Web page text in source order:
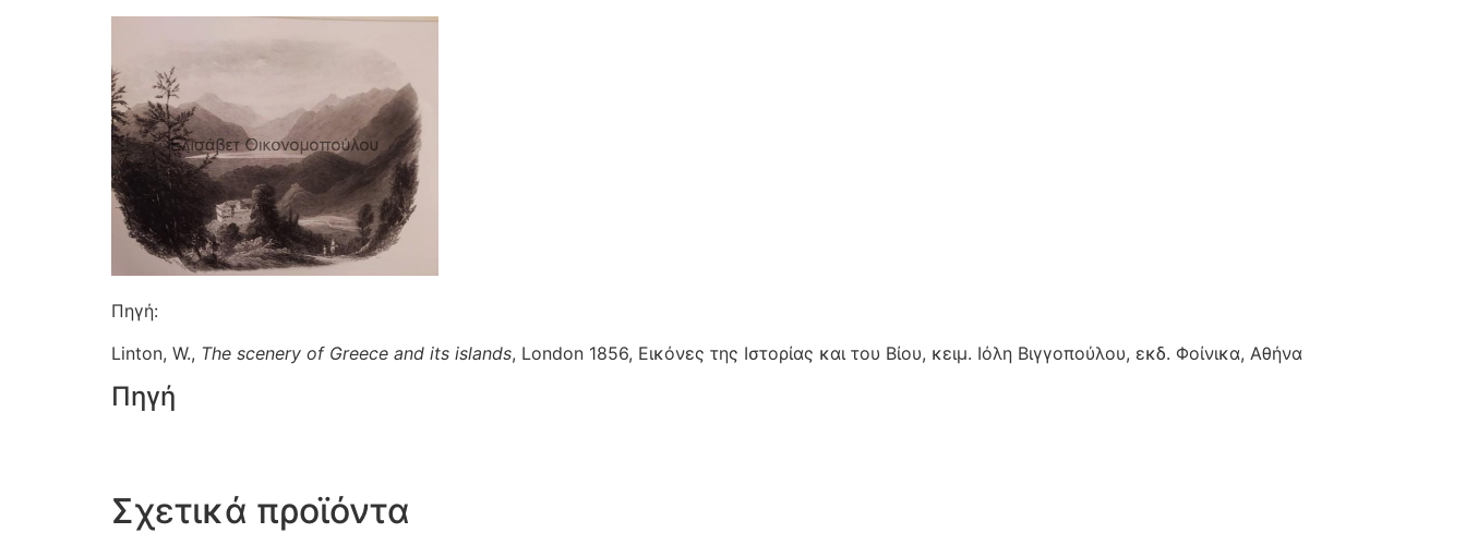
Πηγή:
Linton, W., The scenery of Greece and its islands, London 1856, Εικόνες της Ιστορίας και του Βίου, κειμ. Ιόλη Βιγγοπούλου, εκδ. Φοίνικα, Αθήνα
Πηγή
Σχετικά προϊόντα